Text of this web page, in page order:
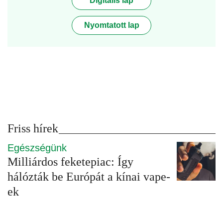
Nyomtatott lap
Friss hírek
Egészségünk
Milliárdos feketepiac: Így
hálózták be Európát a kínai vape-
ek